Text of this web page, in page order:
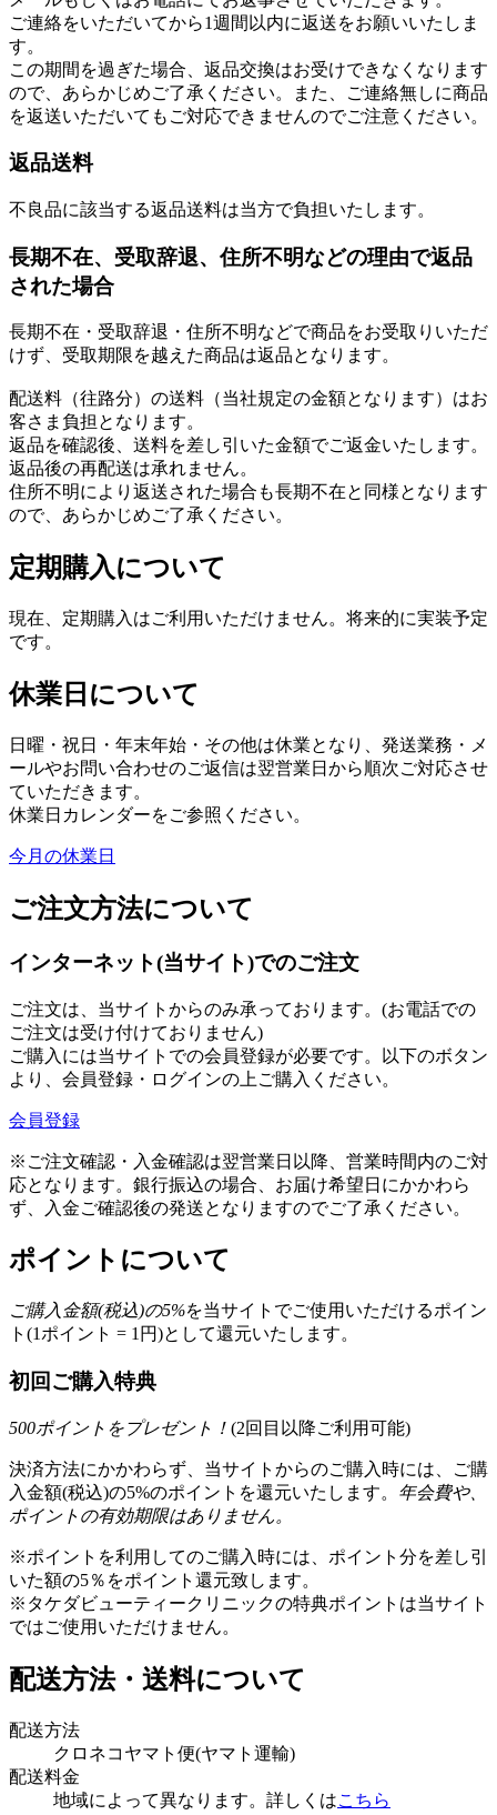
ご連絡をいただいてから1週間以内に返送をお願いいたしま
す。
この期間を過ぎた場合、返品交換はお受けできなくなります
ので、あらかじめご了承ください。また、ご連絡無しに商品
を返送いただいてもご対応できませんのでご注意ください。
返品送料
不良品に該当する返品送料は当方で負担いたします。
長期不在、受取辞退、住所不明などの理由で返品
された場合
長期不在・受取辞退・住所不明などで商品をお受取りいただ
けず、受取期限を越えた商品は返品となります。
配送料（往路分）の送料（当社規定の金額となります）はお
客さま負担となります。
返品を確認後、送料を差し引いた金額でご返金いたします。
返品後の再配送は承れません。
住所不明により返送された場合も長期不在と同様となります
ので、あらかじめご了承ください。
定期購入について
現在、定期購入はご利用いただけません。将来的に実装予定
です。
休業日について
日曜・祝日・年末年始・その他は休業となり、発送業務・メ
ールやお問い合わせのご返信は翌営業日から順次ご対応させ
ていただきます。
休業日カレンダーをご参照ください。
今月の休業日
ご注文方法について
インターネット(当サイト)でのご注文
ご注文は、当サイトからのみ承っております。(お電話での
ご注文は受け付けておりません)
ご購入には当サイトでの会員登録が必要です。以下のボタン
より、会員登録・ログインの上ご購入ください。
会員登録
※ご注文確認・入金確認は翌営業日以降、営業時間内のご対
応となります。銀行振込の場合、お届け希望日にかかわら
ず、入金ご確認後の発送となりますのでご了承ください。
ポイントについて
ご購入金額(税込)の5%を当サイトでご使用いただけるポイン
ト(1ポイント = 1円)として還元いたします。
初回ご購入特典
500ポイントをプレゼント！ (2回目以降ご利用可能)
決済方法にかかわらず、当サイトからのご購入時には、ご購
入金額(税込)の5%のポイントを還元いたします。 年会費や、
ポイントの有効期限はありません。
※ポイントを利用してのご購入時には、ポイント分を差し引
いた額の5％をポイント還元致します。
※タケダビューティークリニックの特典ポイントは当サイト
ではご使用いただけません。
配送方法・送料について
配送方法
クロネコヤマト便(ヤマト運輸)
配送料金
地域によって異なります。詳しくはこちら